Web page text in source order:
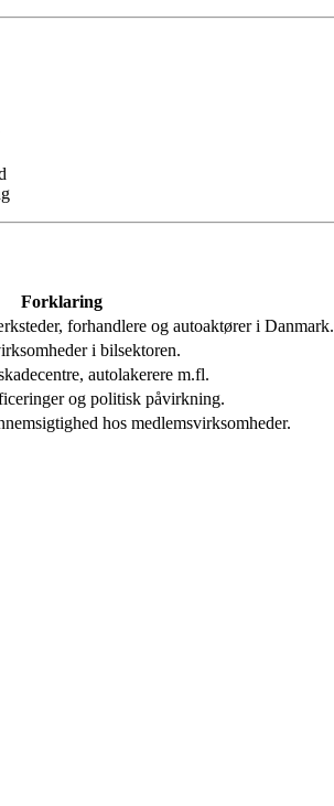
Forklaring
forhandlere og autoaktører i Danmark.
i bilsektoren.
autolakerere m.fl.
og politisk påvirkning.
hos medlemsvirksomheder.